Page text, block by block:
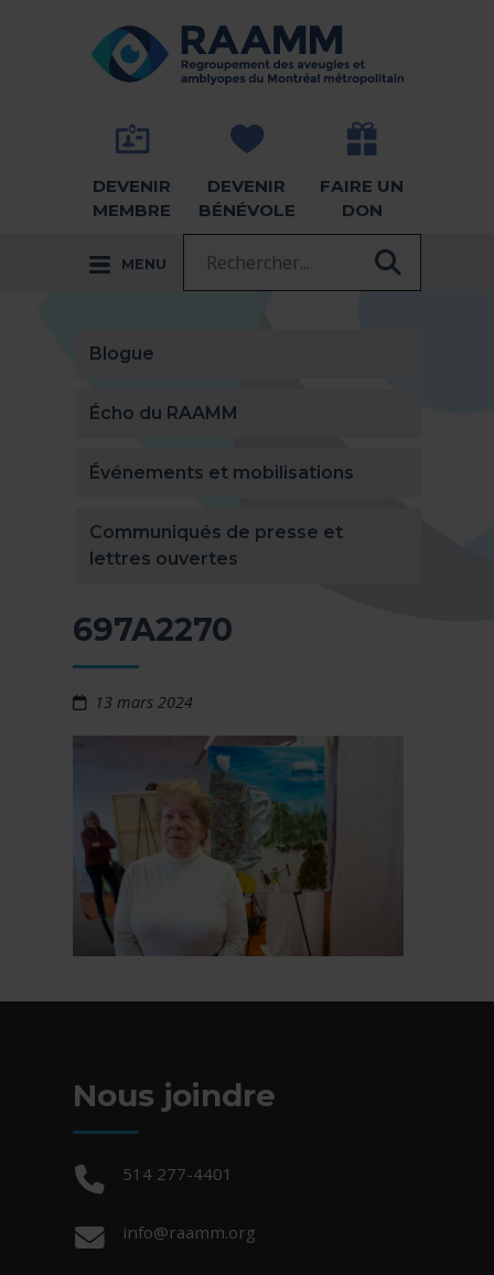
RETOUR À LA PAGE D'ACCUEIL -
DEVENIR
MEMBRE
DEVENIR
BÉNÉVOLE
FAIRE UN
DON
MENU
Blogue
Écho du RAAMM
Événements et mobilisations
Communiqués de presse et
lettres ouvertes
697A2270
13 mars 2024
Nous joindre
Téléphone :
514 277-4401
Courriel :
info@raamm.org